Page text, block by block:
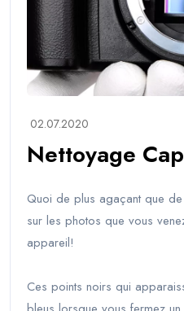
02.07.2020
Nettoyage
Quoi de plus agaçant que
sur les photos que vous
appareil!
Ces points noirs qui